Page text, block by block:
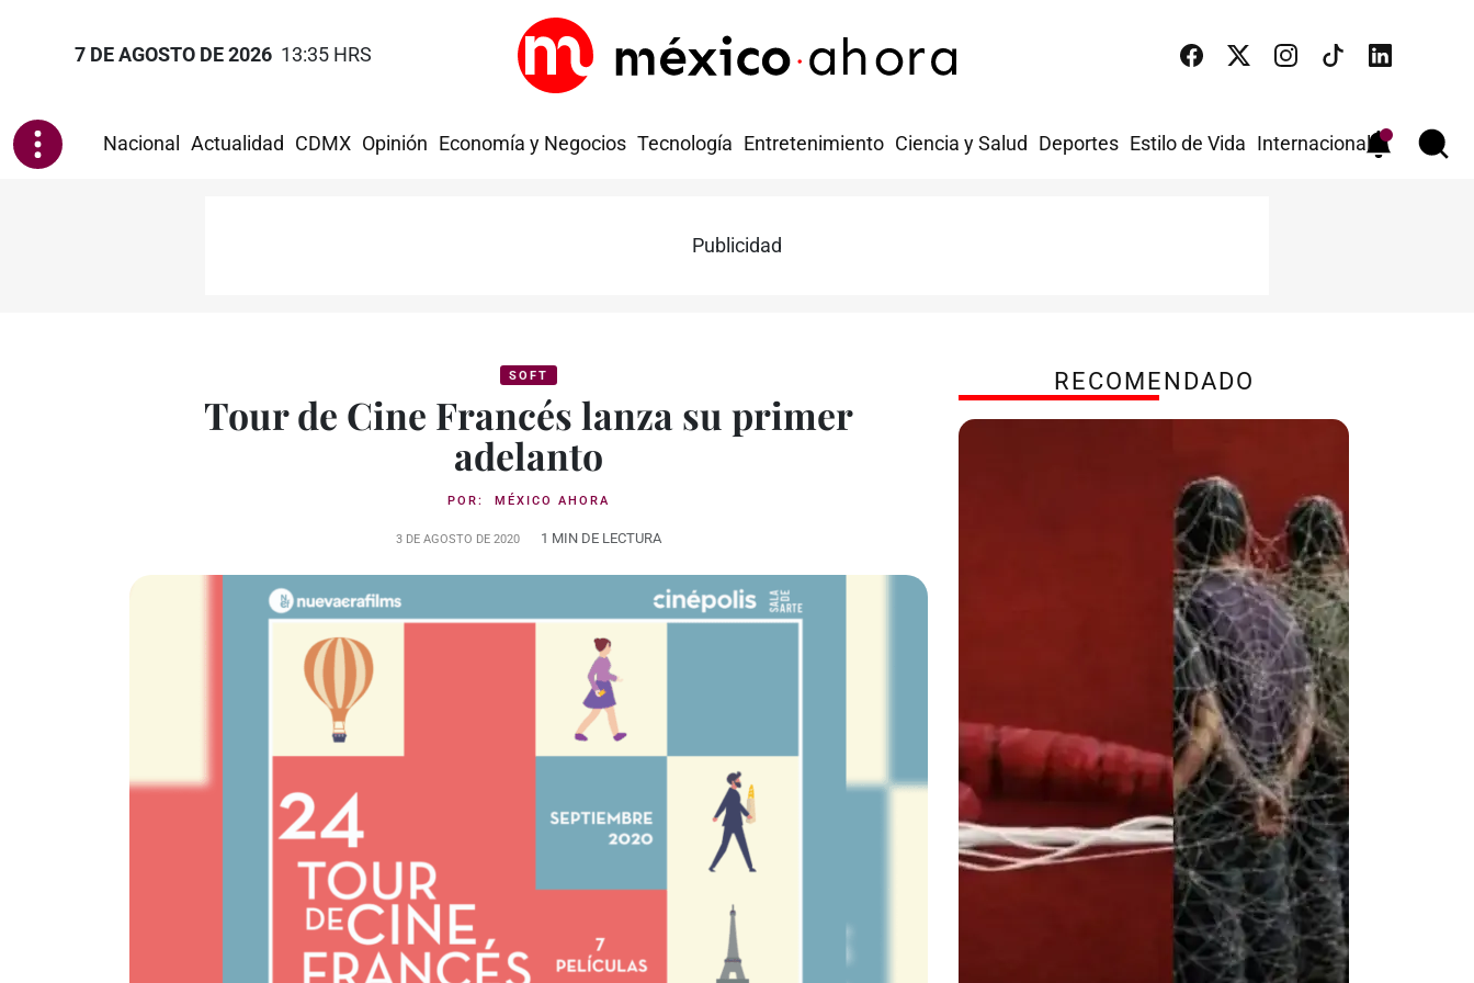
7 DE AGOSTO DE 2026 13:35 HRS
Nacional Actualidad CDMX Opinión Economía y Negocios Tecnología Entretenimiento Ciencia y Salud Deportes Estilo de Vida Internacional
Publicidad
SOFT
Tour de Cine Francés lanza su primer
adelanto
POR: MÉXICO AHORA
3 DE AGOSTO DE 2020 1 MIN DE LECTURA
RECOMENDADO